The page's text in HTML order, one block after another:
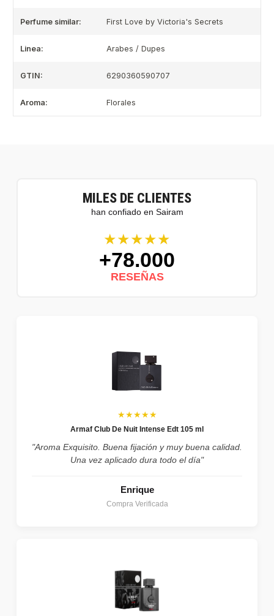
Perfume similar: First Love by Victoria's Secrets
Linea: Arabes / Dupes
GTIN: 6290360590707
Aroma: Florales
MILES DE CLIENTES
han confiado en Sairam
★★★★★
+78.000
RESEÑAS
★★★★★
Armaf Club De Nuit Intense Edt 105 ml
"Aroma Exquisito. Buena fijación y muy buena calidad.
Una vez aplicado dura todo el día"
Enrique
Compra Verificada